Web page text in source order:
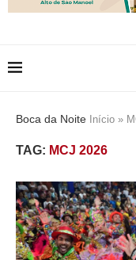
Boca da Noite Início »
TAG: MCJ 2026